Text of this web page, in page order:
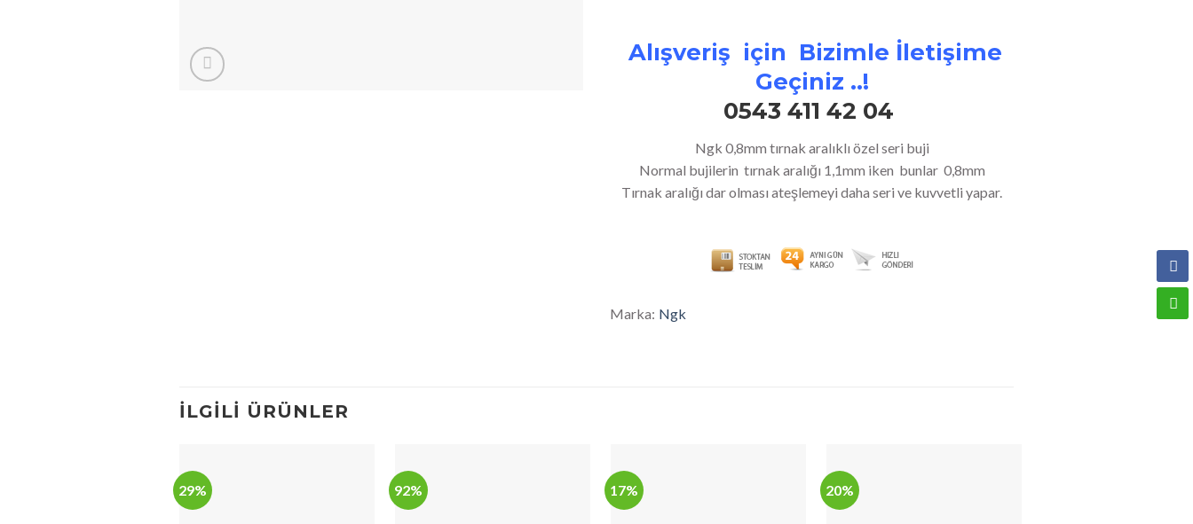
Alışveriş için Bizimle İletişime
Geçiniz ..!
0543 411 42 04
Ngk 0,8mm tırnak aralıklı özel seri buji
Normal bujilerin tırnak aralığı 1,1mm iken bunlar 0,8mm
Tırnak aralığı dar olması ateşlemeyi daha seri ve kuvvetli yapar.
Marka: Ngk
İLGILI ÜRÜNLER
29% 92% 17% 20%